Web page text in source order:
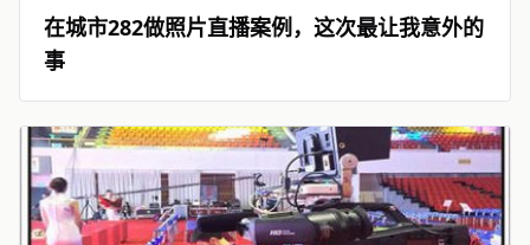
在城市282做照片直播案例，这次最让我意外的
事